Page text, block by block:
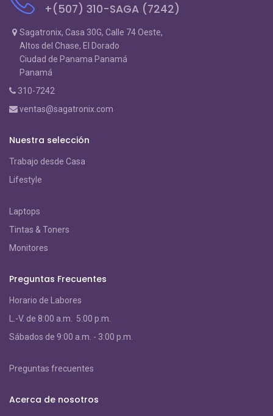
+(507) 310-SAGA (7242)
Sagatronix, Casa 30G, Calle 74 Oeste,
Altos del Chase, El Dorado
Ciudad de Panama Panamá
Panamá
310-7242
ventas@sagatronix.com
Nuestra selección
Trabajo desde Casa
Lifestyle
Laptops
Tintas & Toners
Monitores
Preguntas Frecuentes
Horario de Labores
L.-V. de 8:00 a.m. 5:00 p.m.
Sábados de 9:00 a.m. - 3:00 p.m.
Preguntas frecuentes
Acerca de nosotros